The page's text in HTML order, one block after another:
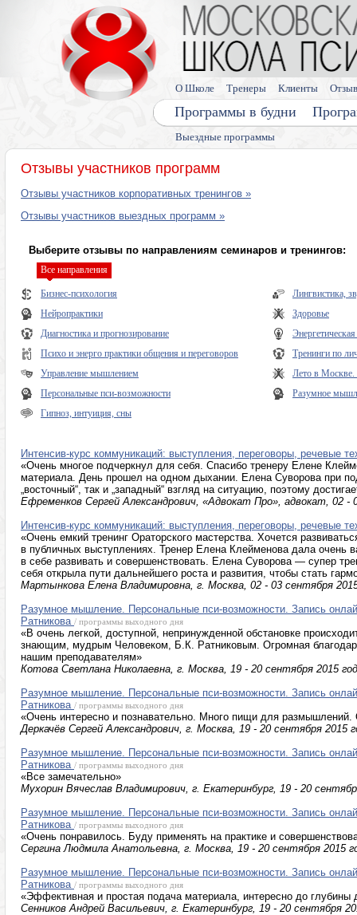
Выездные программы
Программы в будни
О Школе Тренеры Клиенты
Отзывы участников программ
Отзывы участников корпоративных тренингов »
Отзывы участников выездных программ »
Выберите отзывы по направлениям семинаров и тренингов:
Все направления
Бизнес-психология
Нейропрактики
Диагностика и прогнозирование
Психо и энерго практики общения и переговоров
Управление мышлением
Персональные пси-возможности
Гипноз, интуиция, сны
Лингвистика,
Здоровье
Тренинги по
Лето в
Разумное
Интенсив-курс коммуникаций: выступления, переговоры, речевые
«Очень многое подчеркнул для себя. Спасибо тренеру Елене
материала. День прошел на одном дыхании. Елена Суворова при
„восточный“, так и „западный“ взгляд на ситуацию, поэтому
Ефременков Сергей Александрович, «Адвокат Про», адвокат, 02 -
Интенсив-курс коммуникаций: выступления, переговоры, речевые
«Очень емкий тренинг Ораторского мастерства. Хочется
в публичных выступлениях. Тренер Елена Клейменова дала очень
в себе развивать и совершенствовать. Елена Суворова — супер
себя открыла пути дальнейшего роста и развития, чтобы стать
Мартынкова Елена Владимировна, г. Москва, 02 - 03 сентября
Разумное мышление. Персональные пси-возможности. Запись
Ратникова / программы выходного дня
«В очень легкой, доступной, непринужденной обстановке
знающим, мудрым Человеком, Б.К. Ратниковым. Огромная
нашим преподавателям»
Котова Светлана Николаевна, г. Москва, 19 - 20 сентября 2015
Разумное мышление. Персональные пси-возможности. Запись
Ратникова / программы выходного дня
«Очень интересно и познавательно. Много пищи для размышлений.
Деркачёв Сергей Александрович, г. Москва, 19 - 20 сентября 2015
Разумное мышление. Персональные пси-возможности. Запись
Ратникова / программы выходного дня
«Все замечательно»
Мухорин Вячеслав Владимирович, г. Екатеринбург, 19 - 20
Разумное мышление. Персональные пси-возможности. Запись
Ратникова / программы выходного дня
«Очень понравилось. Буду применять на практике и
Сергина Людмила Анатольевна, г. Москва, 19 - 20 сентября 2015
Разумное мышление. Персональные пси-возможности. Запись
Ратникова / программы выходного дня
«Эффективная и простая подача материала, интересно до глубины
Сенников Андрей Васильевич, г. Екатеринбург, 19 - 20 сентября